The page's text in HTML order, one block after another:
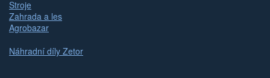
Stroje
Zahrada a les
Agrobazar
Náhradní díly Zetor